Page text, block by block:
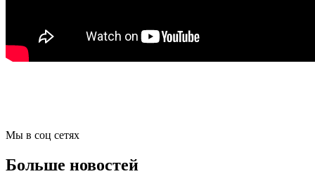
Мы в соц сетях
Больше новостей